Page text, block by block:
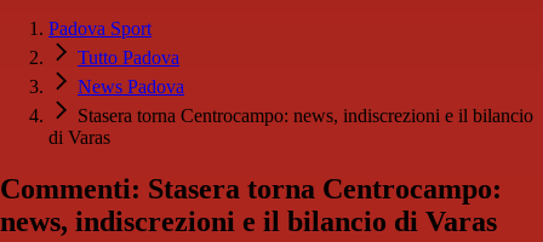
Padova Sport
Tutto Padova
News Padova
Stasera torna Centrocampo: news, indiscrezioni e il bilancio
di Varas
Commenti: Stasera torna Centrocampo:
news, indiscrezioni e il bilancio di Varas